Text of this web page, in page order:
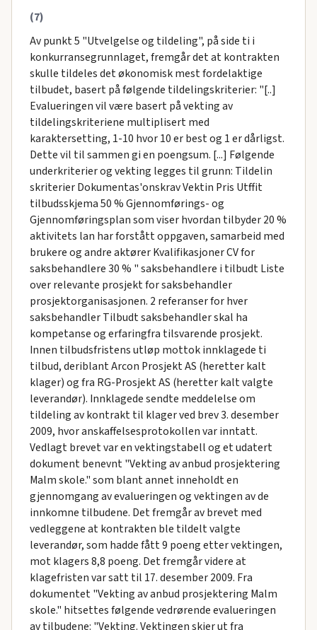
(7)
Av punkt 5 "Utvelgelse og tildeling", på side ti i
konkurransegrunnlaget, fremgår det at kontrakten
skulle tildeles det økonomisk mest fordelaktige
tilbudet, basert på følgende tildelingskriterier: "[..]
Evalueringen vil være basert på vekting av
tildelingskriteriene multiplisert med
karaktersetting, 1-10 hvor 10 er best og 1 er dårligst.
Dette vil til sammen gi en poengsum. [...] Følgende
underkriterier og vekting legges til grunn: Tildelin
skriterier Dokumentas'onskrav Vektin Pris Utffit
tilbudsskjema 50 % Gjennomførings- og
Gjennomføringsplan som viser hvordan tilbyder 20 %
aktivitets lan har forstått oppgaven, samarbeid med
brukere og andre aktører Kvalifikasjoner CV for
saksbehandlere 30 % " saksbehandlere i tilbudt Liste
over relevante prosjekt for saksbehandler
prosjektorganisasjonen. 2 referanser for hver
saksbehandler Tilbudt saksbehandler skal ha
kompetanse og erfaringfra tilsvarende prosjekt.
Innen tilbudsfristens utløp mottok innklagede ti
tilbud, deriblant Arcon Prosjekt AS (heretter kalt
klager) og fra RG-Prosjekt AS (heretter kalt valgte
leverandør). Innklagede sendte meddelelse om
tildeling av kontrakt til klager ved brev 3. desember
2009, hvor anskaffelsesprotokollen var inntatt.
Vedlagt brevet var en vektingstabell og et udatert
dokument benevnt "Vekting av anbud prosjektering
Malm skole." som blant annet inneholdt en
gjennomgang av evalueringen og vektingen av de
innkomne tilbudene. Det fremgår av brevet med
vedleggene at kontrakten ble tildelt valgte
leverandør, som hadde fått 9 poeng etter vektingen,
mot klagers 8,8 poeng. Det fremgår videre at
klagefristen var satt til 17. desember 2009. Fra
dokumentet "Vekting av anbud prosjektering Malm
skole." hitsettes følgende vedrørende evalueringen
av tilbudene: "Vekting. Vektingen skjer ut fra